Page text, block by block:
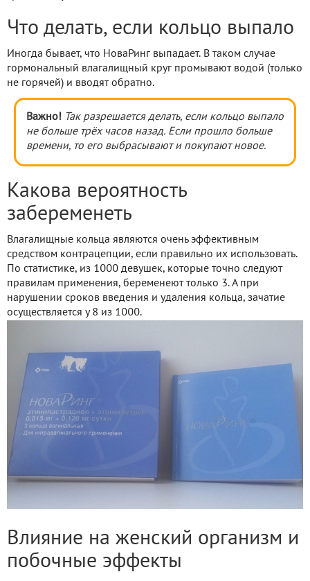
Что делать, если кольцо выпало
Иногда бывает, что НоваРинг выпадает. В таком случае
гормональный влагалищный круг промывают водой (только
не горячей) и вводят обратно.
Важно! Так разрешается делать, если кольцо выпало
не больше трёх часов назад. Если прошло больше
времени, то его выбрасывают и покупают новое.
Какова вероятность
забеременеть
Влагалищные кольца являются очень эффективным
средством контрацепции, если правильно их использовать.
По статистике, из 1000 девушек, которые точно следуют
правилам применения, беременеют только 3. А при
нарушении сроков введения и удаления кольца, зачатие
осуществляется у 8 из 1000.
Влияние на женский организм и
побочные эффекты